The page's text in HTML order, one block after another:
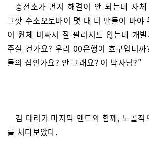
충전소가 먼저 해결이 안 되는데 자
그깟 수소오토바이 몇 대 더 만들어 바야
이 원체 비싸서 잘 팔리지도 않는데 개
주실 건가요? 우리 00은행이 호구입니
들의 집인가요? 안 그래요? 이 박사님?”
김 대리가 마지막 멘트와 함께, 노골적
를 쳐다보았다.